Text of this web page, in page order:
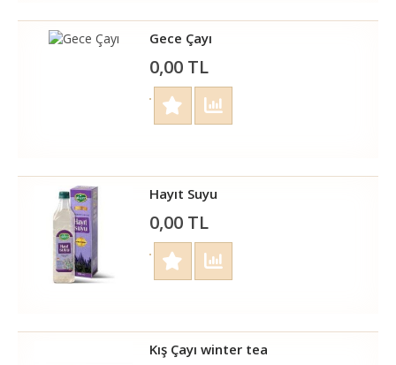
Gece Çayı
0,00 TL
Hayıt Suyu
0,00 TL
Kış Çayı winter tea